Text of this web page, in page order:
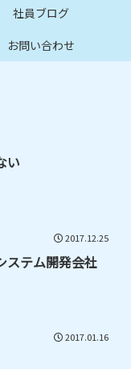
社員ブログ
お問い合わせ
い
2017.12.25
ステム開発会社
2017.01.16